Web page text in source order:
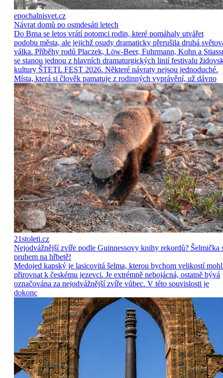
epochalnisvet.cz
Návrat domů po osmdesáti letech
Do Brna se letos vrátí potomci rodin, které pomáhaly utvářet
podobu města, ale jejichž osudy dramaticky přerušila druhá
válka. Příběhy rodů Placzek, Löw-Beer, Fuhrmann, Kohn a
se stanou jednou z hlavních dramaturgických linií festivalu
kultury ŠTETL FEST 2026. Některé návraty nejsou jednoduché.
Místa, která si člověk pamatuje z rodinných vyprávění, už dávno
21stoleti.cz
Nejodvážnější zvíře podle Guinnessovy knihy rekordů? Šelmička
pruhem na hřbetě!
Medojed kapský je lasicovitá šelma, kterou bychom velikostí
přirovnat k českému jezevci. Je extrémně nebojácná, ostatně bývá
označována za nejodvážnější zvíře vůbec. V této souvislosti je
dokonc